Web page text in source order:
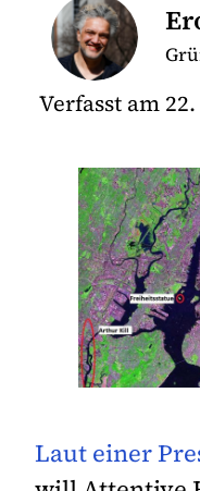
Verfasst am
Laut einer